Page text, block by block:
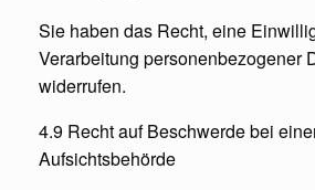
Sie haben das Recht, eine
Verarbeitung personenbezogener
widerrufen.
4.9 Recht auf Beschwerde bei
Aufsichtsbehörde